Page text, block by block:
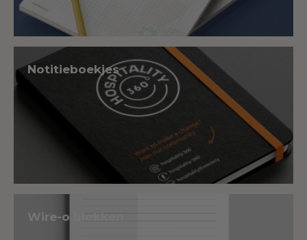
Notitieboekjes
Wire-o blokken